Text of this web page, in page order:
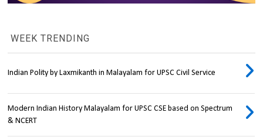
WEEK TRENDING
Indian Polity by Laxmikanth in Malayalam for UPSC Civil Service
Modern Indian History Malayalam for UPSC CSE based on Spectrum
& NCERT